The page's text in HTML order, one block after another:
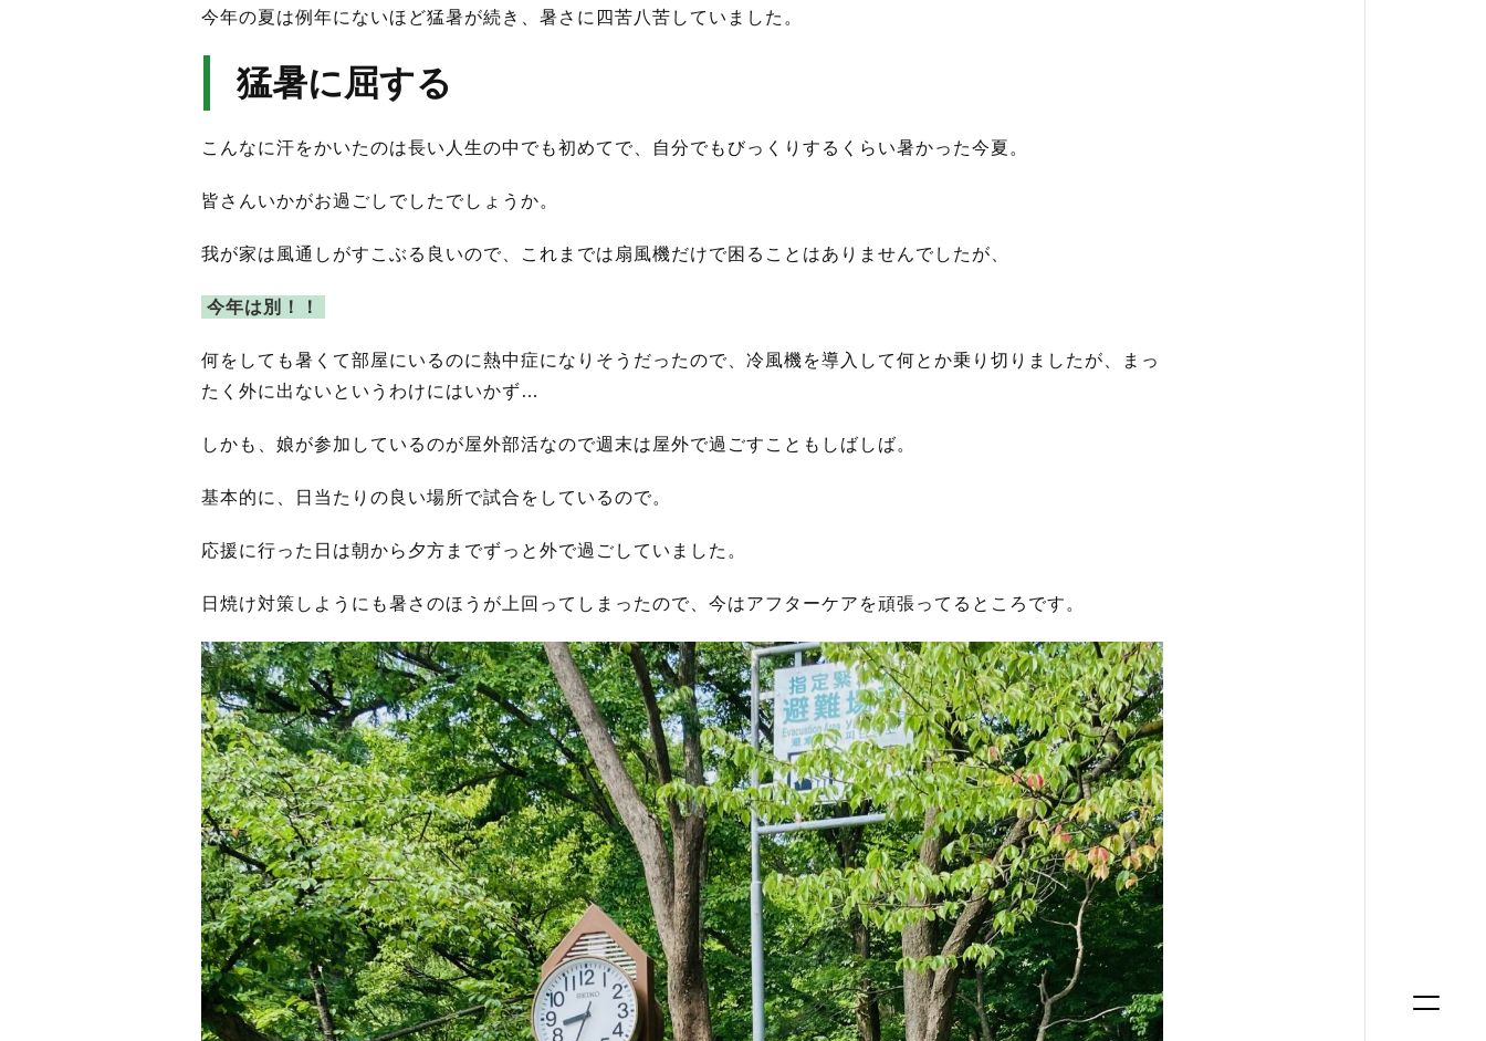
今年の夏は例年にないほど猛暑が続き、暑さに四苦八苦していました。
猛暑に屈する
こんなに汗をかいたのは長い人生の中でも初めてで、自分でもびっくりするくらい暑かった今夏。
皆さんいかがお過ごしでしたでしょうか。
我が家は風通しがすこぶる良いので、これまでは扇風機だけで困ることはありませんでしたが、
今年は別！！
何をしても暑くて部屋にいるのに熱中症になりそうだったので、冷風機を導入して何とか乗り切りましたが、まっ
たく外に出ないというわけにはいかず…
しかも、娘が参加しているのが屋外部活なので週末は屋外で過ごすこともしばしば。
基本的に、日当たりの良い場所で試合をしているので。
応援に行った日は朝から夕方までずっと外で過ごしていました。
日焼け対策しようにも暑さのほうが上回ってしまったので、今はアフターケアを頑張ってるところです。